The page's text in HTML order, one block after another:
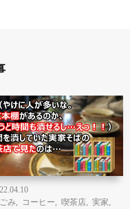
み
コーヒー 喫茶店 実家